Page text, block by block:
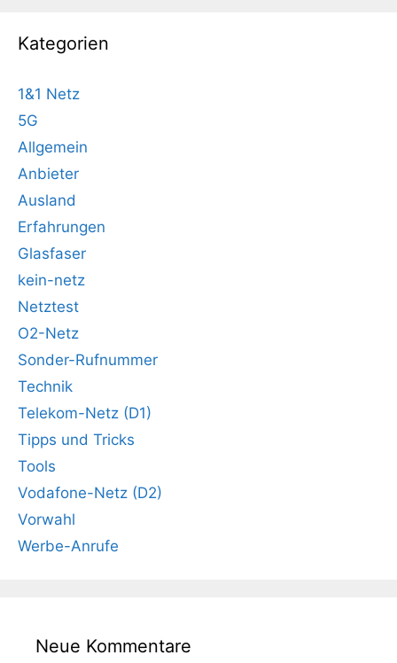
Kategorien
1&1 Netz
5G
Allgemein
Anbieter
Ausland
Erfahrungen
Glasfaser
kein-netz
Netztest
O2-Netz
Sonder-Rufnummer
Technik
Telekom-Netz (D1)
Tipps und Tricks
Tools
Vodafone-Netz (D2)
Vorwahl
Werbe-Anrufe
Neue Kommentare